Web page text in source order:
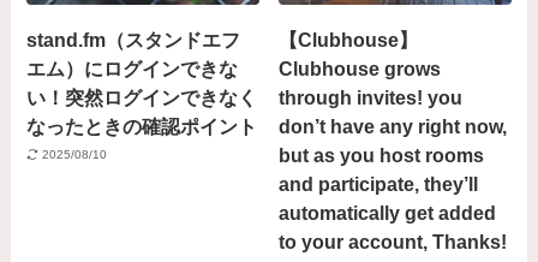
stand.fm（スタンドエフ
エム）にログインできな
い！突然ログインできなく
なったときの確認ポイント
2025/08/10
【Clubhouse】
Clubhouse grows
through invites! you
don’t have any right now,
but as you host rooms
and participate, they’ll
automatically get added
to your account, Thanks!